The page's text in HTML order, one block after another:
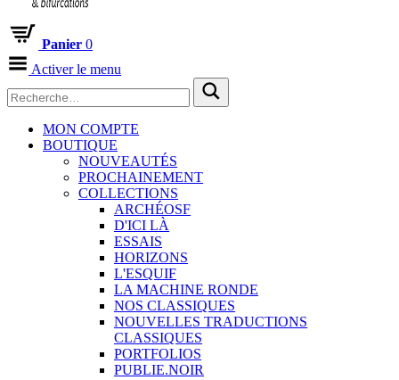
Panier 0
Activer le menu
MON COMPTE
BOUTIQUE
NOUVEAUTÉS
PROCHAINEMENT
COLLECTIONS
ARCHÉOSF
D'ICI LÀ
ESSAIS
HORIZONS
L'ESQUIF
LA MACHINE RONDE
NOS CLASSIQUES
NOUVELLES TRADUCTIONS
CLASSIQUES
PORTFOLIOS
PUBLIE.NOIR